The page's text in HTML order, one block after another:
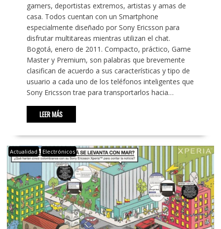
gamers, deportistas extremos, artistas y amas de
casa. Todos cuentan con un Smartphone
especialmente diseñado por Sony Ericsson para
disfrutar multitareas mientras utilizan el chat.
Bogotá, enero de 2011. Compacto, práctico, Game
Master y Premium, son palabras que brevemente
clasifican de acuerdo a sus características y tipo de
usuario a cada uno de los teléfonos inteligentes que
Sony Ericsson trae para transportarlos hacia…
LEER MÁS
Actualidad Electrónicos